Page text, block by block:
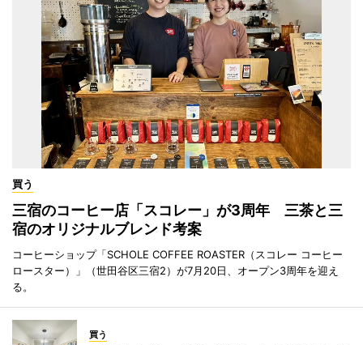
買う
三宿のコーヒー店「スコレー」が3周年 三茶と三
宿のオリジナルブレンド考案
コーヒーショップ「SCHOLE COFFEE ROASTER（スコレー コーヒー
ロースター）」（世田谷区三宿2）が7月20日、オープン3周年を迎え
る。
買う